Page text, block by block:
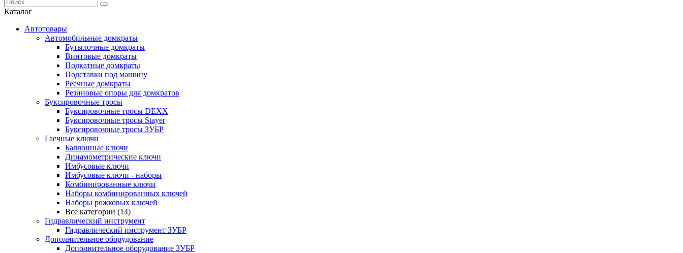
Каталог
Автотовары
Автомобильные домкраты
Бутылочные домкраты
Винтовые домкраты
Подкатные домкраты
Подставки под машину
Реечные домкраты
Резиновые опоры для домкратов
Буксировочные тросы
Буксировочные тросы DEXX
Буксировочные тросы Stayer
Буксировочные тросы ЗУБР
Гаечные ключи
Баллонные ключи
Динамометрические ключи
Имбусовые ключи
Имбусовые ключи - наборы
Комбинированные ключи
Наборы комбинированных ключей
Наборы рожковых ключей
Все категории (14)
Гидравлический инструмент
Гидравлический инструмент ЗУБР
Дополнительное оборудование
Дополнительное оборудование ЗУБР